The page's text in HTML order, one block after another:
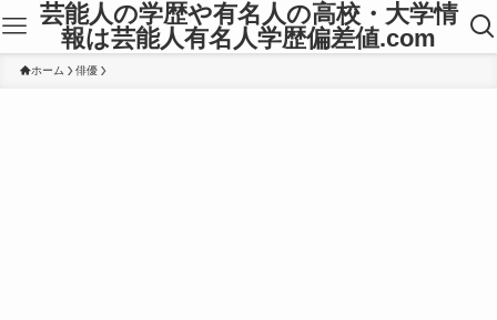
芸能人の学歴や有名人の高校・大学情
報は芸能人有名人学歴偏差値.com
ホーム 俳優